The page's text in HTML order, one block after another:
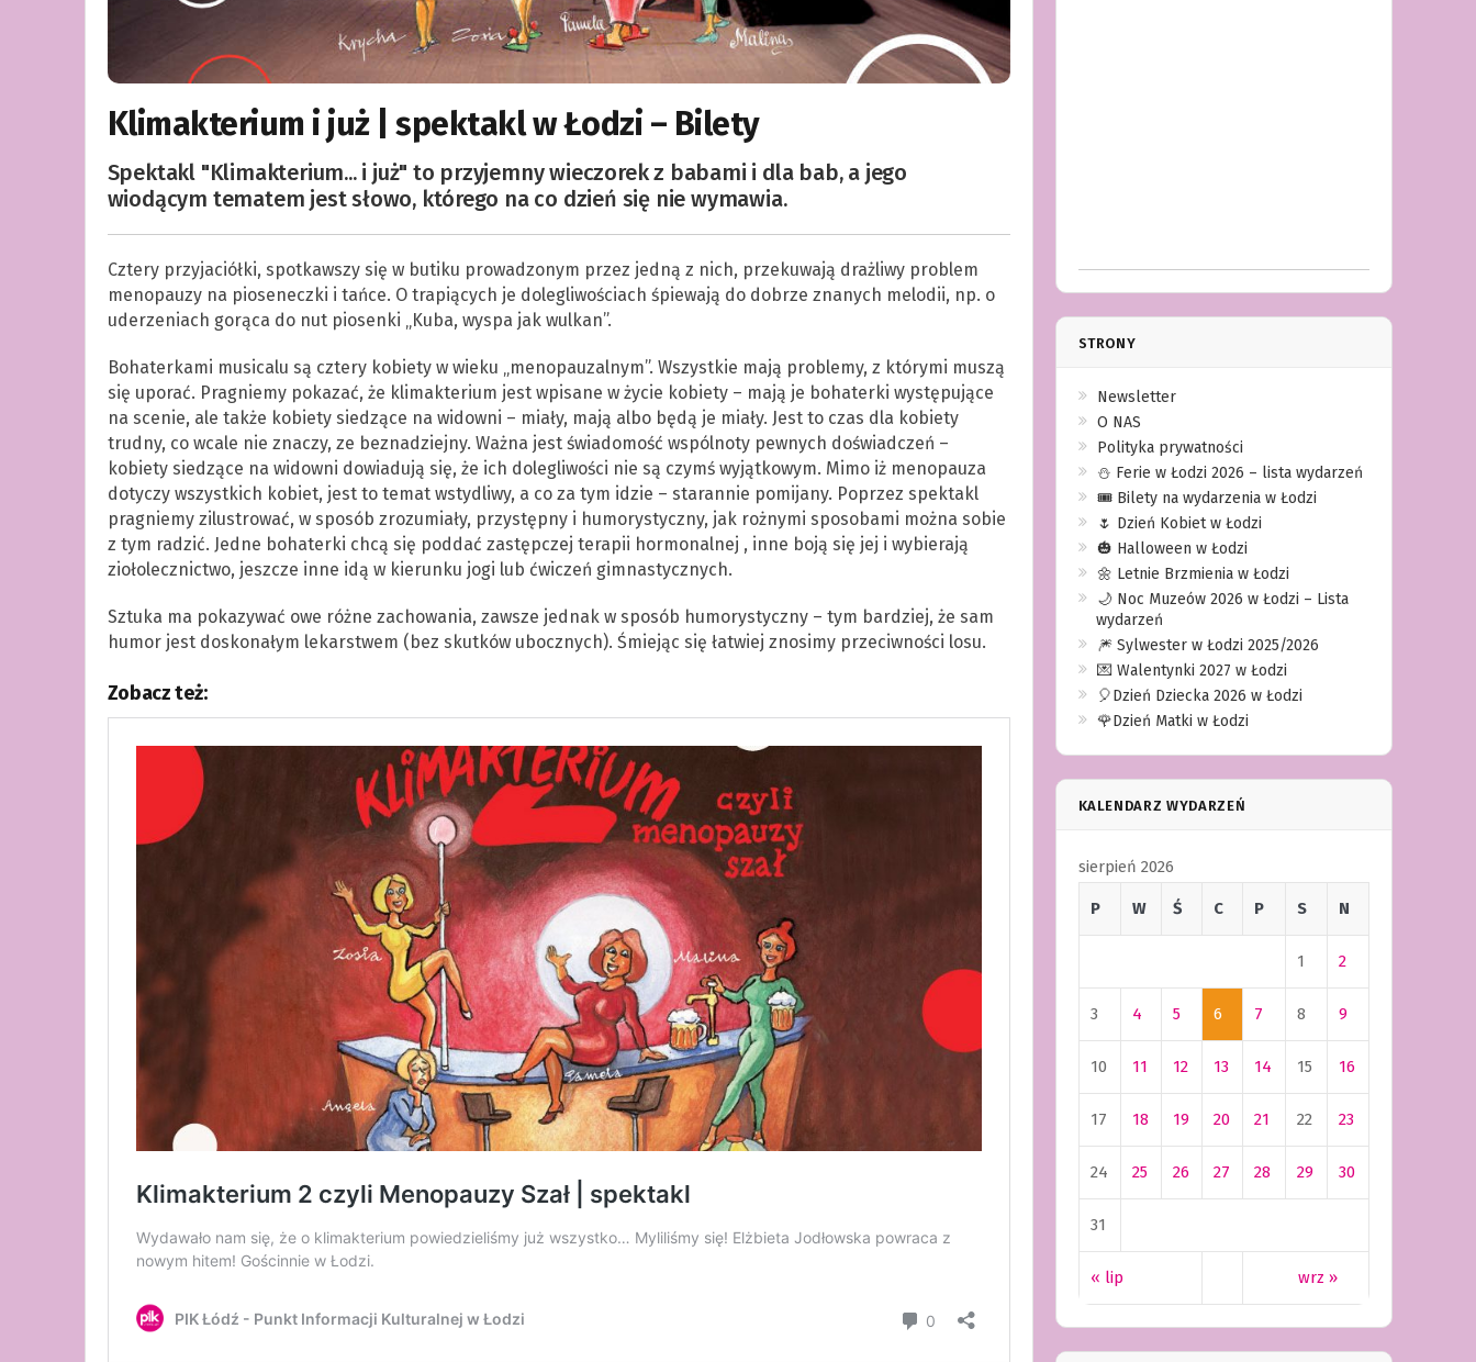
Klimakterium i już | spektakl w Łodzi – Bilety
Spektakl "Klimakterium... i już" to przyjemny wieczorek z babami i dla bab, a jego
wiodącym tematem jest słowo, którego na co dzień się nie wymawia.
Cztery przyjaciółki, spotkawszy się w butiku prowadzonym przez jedną z nich, przekuwają drażliwy problem
menopauzy na pioseneczki i tańce. O trapiących je dolegliwościach śpiewają do dobrze znanych melodii, np. o
uderzeniach gorąca do nut piosenki „Kuba, wyspa jak wulkan”.
Bohaterkami musicalu są cztery kobiety w wieku „menopauzalnym”. Wszystkie mają problemy, z którymi muszą
się uporać. Pragniemy pokazać, że klimakterium jest wpisane w życie kobiety – mają je bohaterki występujące
na scenie, ale także kobiety siedzące na widowni – miały, mają albo będą je miały. Jest to czas dla kobiety
trudny, co wcale nie znaczy, ze beznadziejny. Ważna jest świadomość wspólnoty pewnych doświadczeń –
kobiety siedzące na widowni dowiadują się, że ich dolegliwości nie są czymś wyjątkowym. Mimo iż menopauza
dotyczy wszystkich kobiet, jest to temat wstydliwy, a co za tym idzie – starannie pomijany. Poprzez spektakl
pragniemy zilustrować, w sposób zrozumiały, przystępny i humorystyczny, jak rożnymi sposobami można sobie
z tym radzić. Jedne bohaterki chcą się poddać zastępczej terapii hormonalnej , inne boją się jej i wybierają
ziołolecznictwo, jeszcze inne idą w kierunku jogi lub ćwiczeń gimnastycznych.
Sztuka ma pokazywać owe różne zachowania, zawsze jednak w sposób humorystyczny – tym bardziej, że sam
humor jest doskonałym lekarstwem (bez skutków ubocznych). Śmiejąc się łatwiej znosimy przeciwności losu.
Zobacz też:
STRONY
Newsletter
O NAS
Polityka prywatności
⛄️ Ferie w Łodzi 2026 – lista wydarzeń
🎟️ Bilety na wydarzenia w Łodzi
🌷 Dzień Kobiet w Łodzi
🎃 Halloween w Łodzi
🌼 Letnie Brzmienia w Łodzi
🌙 Noc Muzeów 2026 w Łodzi – Lista
wydarzeń
🎆 Sylwester w Łodzi 2025/2026
💌 Walentynki 2027 w Łodzi
🎈Dzień Dziecka 2026 w Łodzi
🌹Dzień Matki w Łodzi
KALENDARZ WYDARZEŃ
sierpień 2026
P W Ś C P S N
« lip wrz »
1 2
3 4 5 6 7 8 9
10 11 12 13 14 15 16
17 18 19 20 21 22 23
24 25 26 27 28 29 30
31